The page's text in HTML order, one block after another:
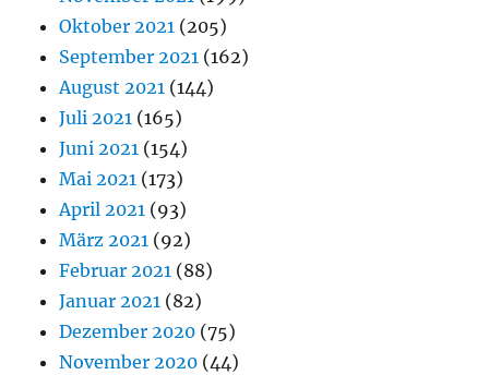
Oktober 2021 (205)
September 2021 (162)
August 2021 (144)
Juli 2021 (165)
Juni 2021 (154)
Mai 2021 (173)
April 2021 (93)
März 2021 (92)
Februar 2021 (88)
Januar 2021 (82)
Dezember 2020 (75)
November 2020 (44)